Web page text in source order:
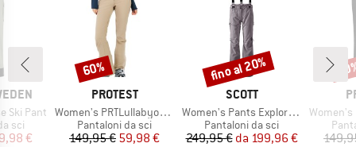
Ski Pant
sci
ridotto
€
MARCHIO
PROTEST
Articolo
Women's PRTLullabyos Snowpants
Gruppo di prodotti
Pantaloni da sci
Prezzo
149,95 €Prezzo ridotto
59,98 €
Sconto
60%
MARCHIO
SCOTT
Articolo
Women's Pants Explorair 3L
Gruppo di prodotti
Pantaloni da sci
Prezzo
249,95 € Prezzo ridotto
da 199,96 €
Sconto
fino al 20%
Articolo
Women's